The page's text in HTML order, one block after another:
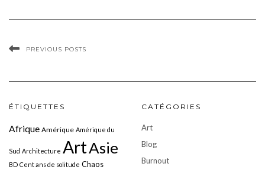
PREVIOUS POSTS
ÉTIQUETTES
Afrique Amérique Amérique du
Sud Architecture ArtAsie
BD Cent ans de solitude Chaos
CATÉGORIES
Art
Blog
Burnout